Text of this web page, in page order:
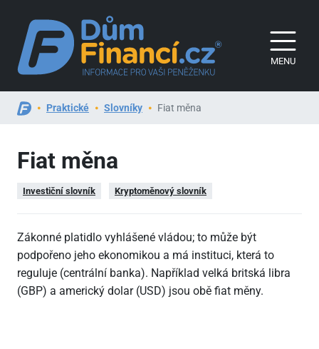
MENU
Praktické Slovníky Fiat měna
Fiat měna
Investiční slovník Kryptoměnový slovník
Zákonné platidlo vyhlášené vládou; to může být
podpořeno jeho ekonomikou a má instituci, která to
reguluje (centrální banka). Například velká britská libra
(GBP) a americký dolar (USD) jsou obě fiat měny.